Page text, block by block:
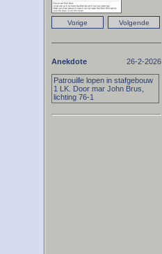
Anekdote 26-2-2026
Patrouille lopen in stafgebouw
1 LK. Door mar John Brus,
lichting 76-1